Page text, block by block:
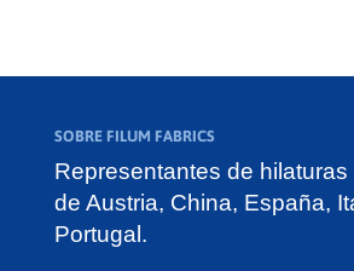
SOBRE FILUM FABRICS
Representantes de
de Austria, China, España,
Portugal.